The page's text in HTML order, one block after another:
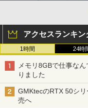
アクセスランキン
1時間 24時
メモリ8GBで仕事な
りました
GMKtecのRTX 50シ
売へ